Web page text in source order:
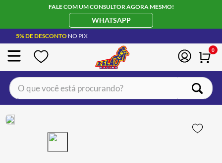
FALE COM UM CONSULTOR AGORA MESMO!
WHATSAPP
5% DE DESCONTO NO PIX
0
O que você está procurando?
BOTA